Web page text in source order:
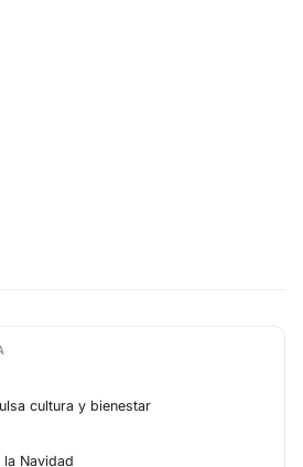
cultura y bienestar
la Navidad